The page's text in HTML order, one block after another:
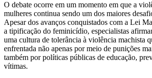
O debate ocorre em um momento em que a
mulheres continua sendo um dos maiores
Apesar dos avanços conquistados com a Lei
a tipificação do feminicídio, especialistas
uma cultura de tolerância à violência machista
enfrentada não apenas por meio de punições
também por políticas públicas de educação,
vítimas.